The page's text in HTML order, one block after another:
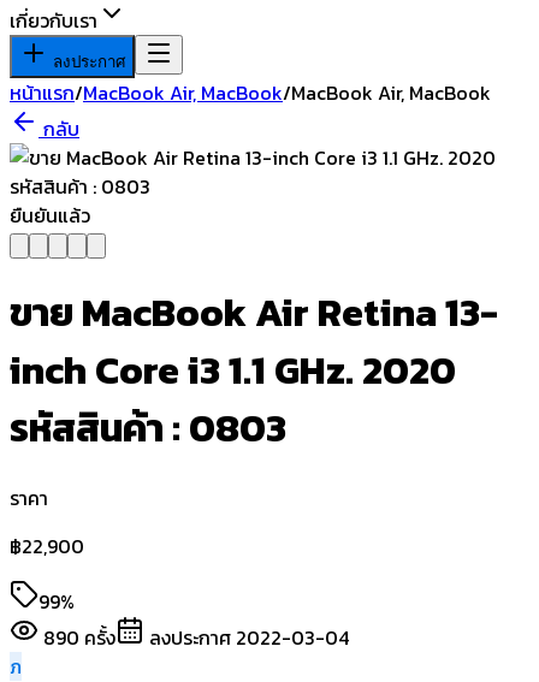
เกี่ยวกับเรา
ลงประกาศ
หน้าแรก/MacBook Air, MacBook/MacBook Air, MacBook
กลับ
ยืนยันแล้ว
ขาย MacBook Air Retina 13-
inch Core i3 1.1 GHz. 2020
รหัสสินค้า : 0803
ราคา
฿22,900
99%
890 ครั้ง ลงประกาศ 2022-03-04
ภ